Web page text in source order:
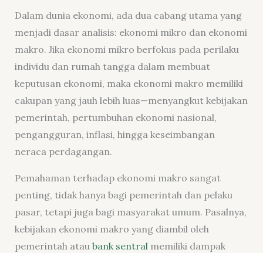
Dalam dunia ekonomi, ada dua cabang utama yang
menjadi dasar analisis: ekonomi mikro dan ekonomi
makro. Jika ekonomi mikro berfokus pada perilaku
individu dan rumah tangga dalam membuat
keputusan ekonomi, maka ekonomi makro memiliki
cakupan yang jauh lebih luas—menyangkut kebijakan
pemerintah, pertumbuhan ekonomi nasional,
pengangguran, inflasi, hingga keseimbangan
neraca perdagangan.
Pemahaman terhadap ekonomi makro sangat
penting, tidak hanya bagi pemerintah dan pelaku
pasar, tetapi juga bagi masyarakat umum. Pasalnya,
kebijakan ekonomi makro yang diambil oleh
pemerintah atau bank sentralmemiliki dampak